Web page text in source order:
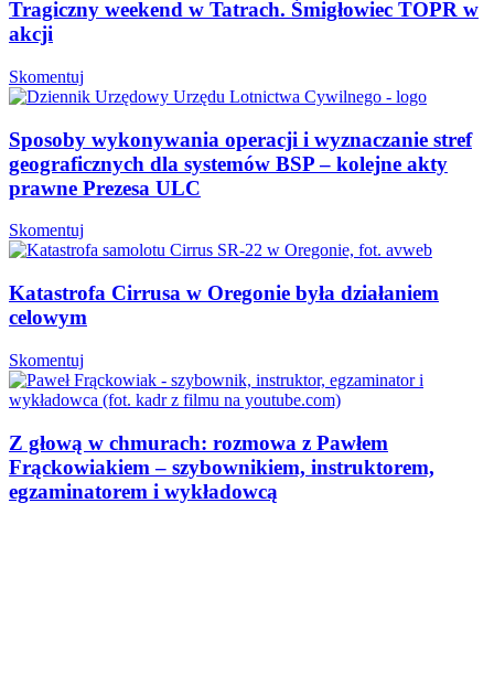
Tragiczny weekend w Tatrach. Śmigłowiec TOPR w
akcji
Skomentuj
Sposoby wykonywania operacji i wyznaczanie stref
geograficznych dla systemów BSP – kolejne akty
prawne Prezesa ULC
Skomentuj
Katastrofa Cirrusa w Oregonie była działaniem
celowym
Skomentuj
Z głową w chmurach: rozmowa z Pawłem
Frąckowiakiem – szybownikiem, instruktorem,
egzaminatorem i wykładowcą